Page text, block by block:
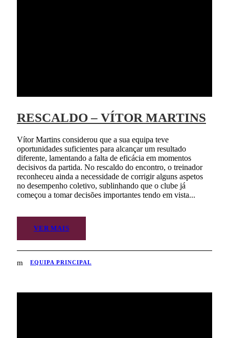
RESCALDO – VÍTOR MARTINS
Vítor Martins considerou que a sua equipa teve
oportunidades suficientes para alcançar um resultado
diferente, lamentando a falta de eficácia em momentos
decisivos da partida. No rescaldo do encontro, o treinador
reconheceu ainda a necessidade de corrigir alguns aspetos
no desempenho coletivo, sublinhando que o clube já
começou a tomar decisões importantes tendo em vista...
VER MAIS
EQUIPA PRINCIPAL